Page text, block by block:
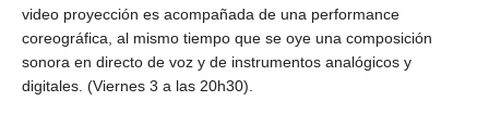
video proyección es acompañada de una performance
coreográfica, al mismo tiempo que se oye una composición
sonora en directo de voz y de instrumentos analógicos y
digitales. (Viernes 3 a las 20h30).